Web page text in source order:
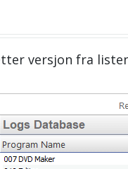
versjon fra